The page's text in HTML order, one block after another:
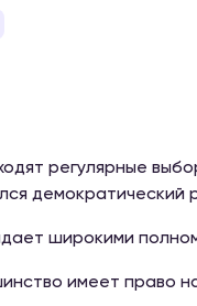
регулярные
широкими
имеет право